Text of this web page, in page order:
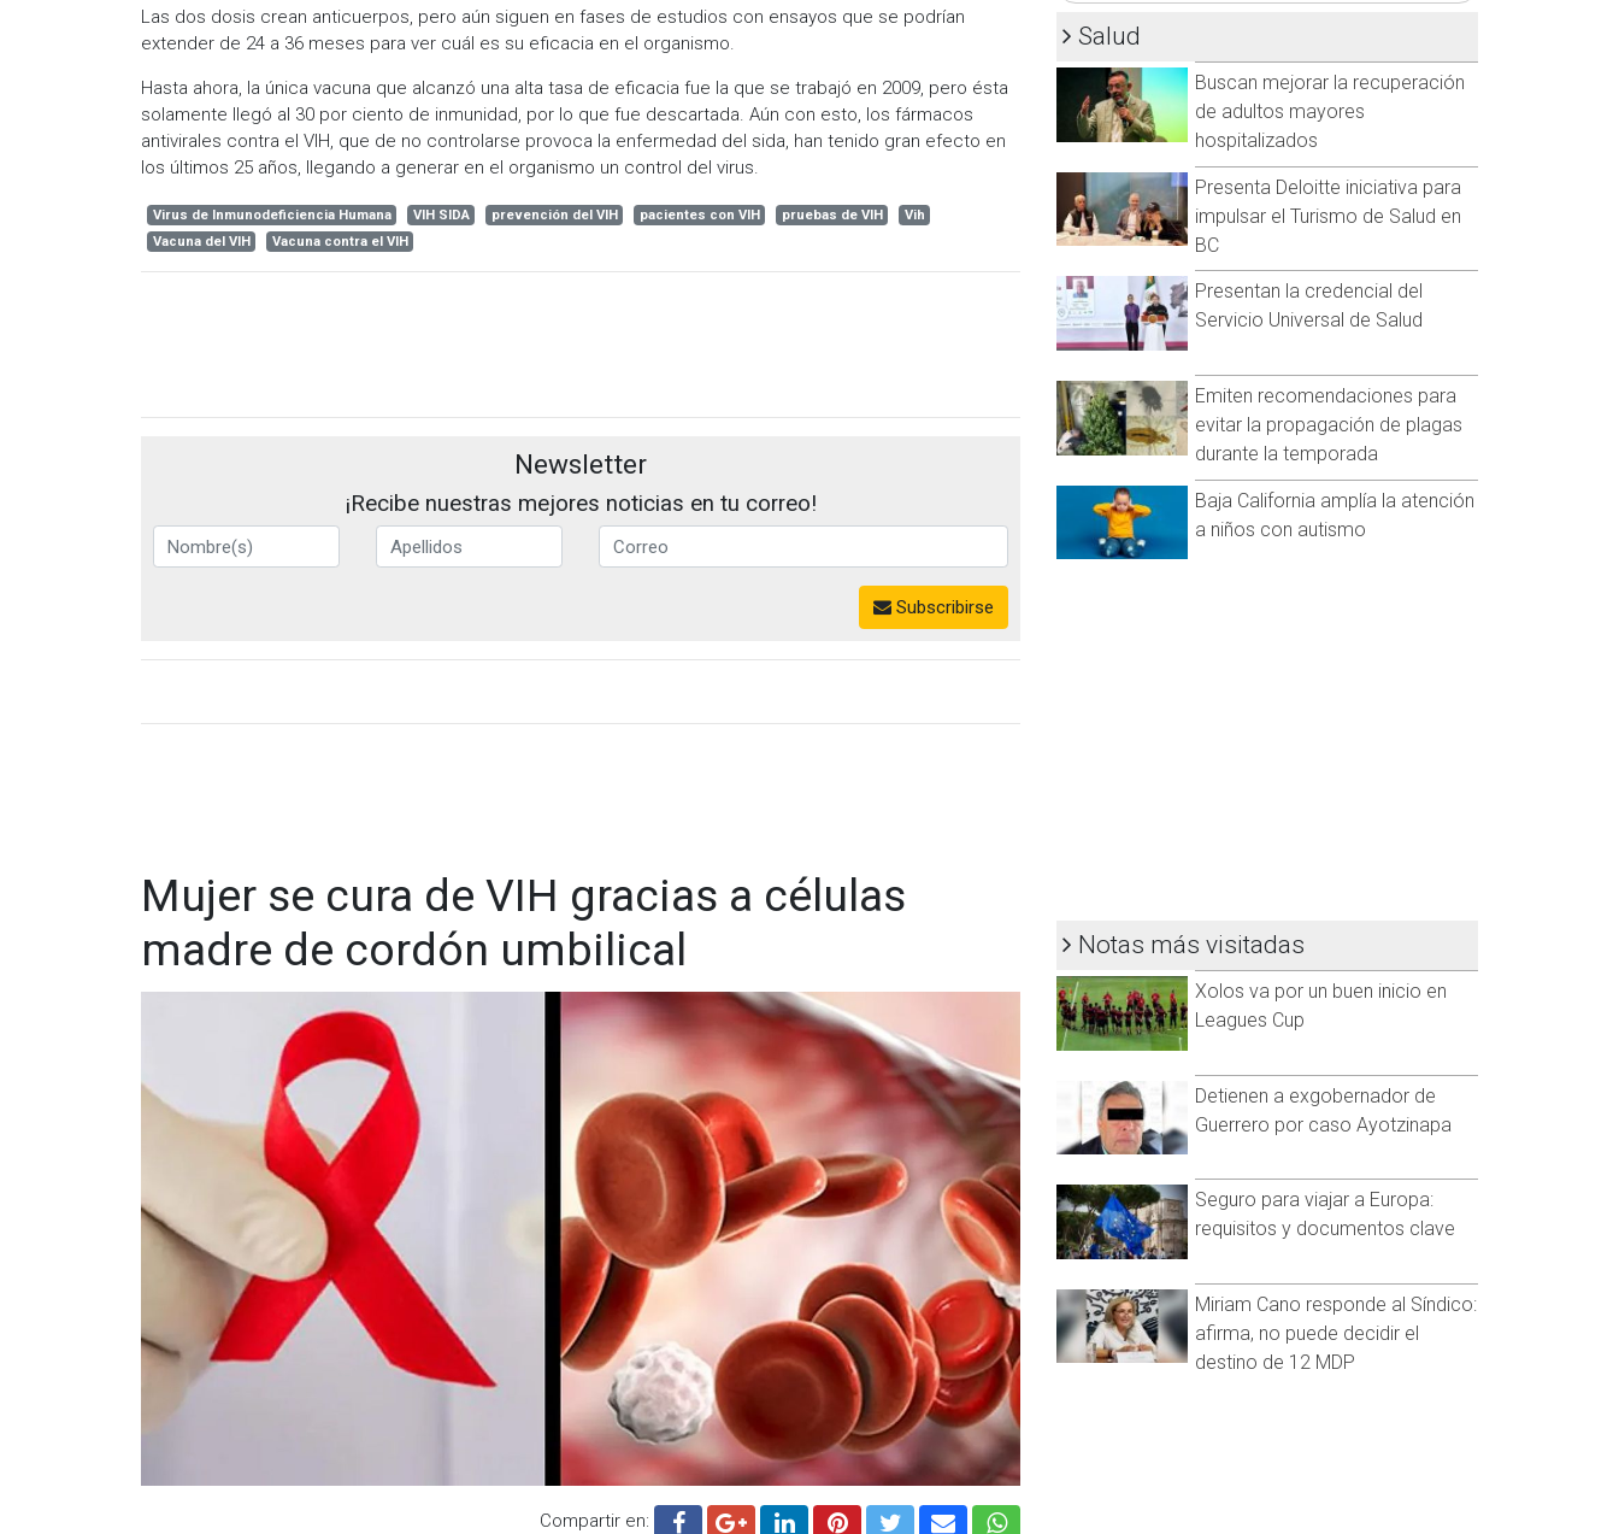
Las dos dosis crean anticuerpos, pero aún siguen en fases de estudios con ensayos que se podrían
extender de 24 a 36 meses para ver cuál es su eficacia en el organismo.
Hasta ahora, la única vacuna que alcanzó una alta tasa de eficacia fue la que se trabajó en 2009, pero ésta
solamente llegó al 30 por ciento de inmunidad, por lo que fue descartada. Aún con esto, los fármacos
antivirales contra el VIH, que de no controlarse provoca la enfermedad del sida, han tenido gran efecto en
los últimos 25 años, llegando a generar en el organismo un control del virus.
Virus de Inmunodeficiencia Humana VIH SIDA prevención del VIH pacientes con VIH pruebas de VIH
Vih
Vacuna del VIH
Vacuna contra el VIH
Newsletter
¡Recibe nuestras mejores noticias en tu correo!
Subscribirse
Mujer se cura de VIH gracias a células
madre de cordón umbilical
Compartir en:
Salud
Buscan mejorar la recuperación
de adultos mayores
hospitalizados
Presenta Deloitte iniciativa para
impulsar el Turismo de Salud en
BC
Presentan la credencial del
Servicio Universal de Salud
Emiten recomendaciones para
evitar la propagación de plagas
durante la temporada
Baja California amplía la atención
a niños con autismo
Notas más visitadas
Xolos va por un buen inicio en
Leagues Cup
Detienen a exgobernador de
Guerrero por caso Ayotzinapa
Seguro para viajar a Europa:
requisitos y documentos clave
Miriam Cano responde al Síndico:
afirma, no puede decidir el
destino de 12 MDP